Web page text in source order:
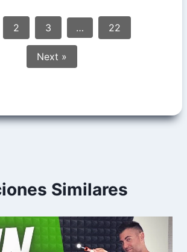
2 3 … 22
Next »
Similares